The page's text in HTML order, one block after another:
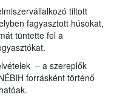
tiltott
fagyasztott húsokat,
tüntette fel a
– a szereplők
forrásként történő